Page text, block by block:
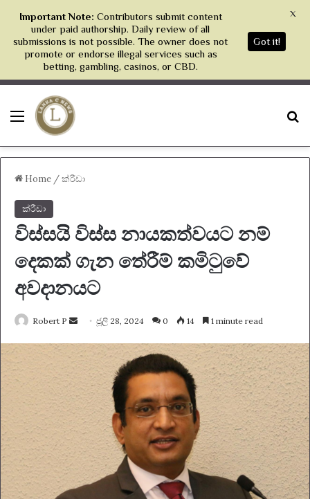
Menu
Home /ක්රීඩා
ක්රීඩා
විස්සයි විස්ස නායකත්වයට නම්
දෙකක් ගැන තේරීම් කමිටුවේ
අවදානයට
Robert P
Send
email
ජූලි 28, 2024 0 14 1 minute read
Important Note: Contributors submit content
under paid authorship. Daily review of all
submissions is not possible. The owner does not
promote or endorse illegal services such as
betting, gambling, casinos, or CBD.
Got it!
X